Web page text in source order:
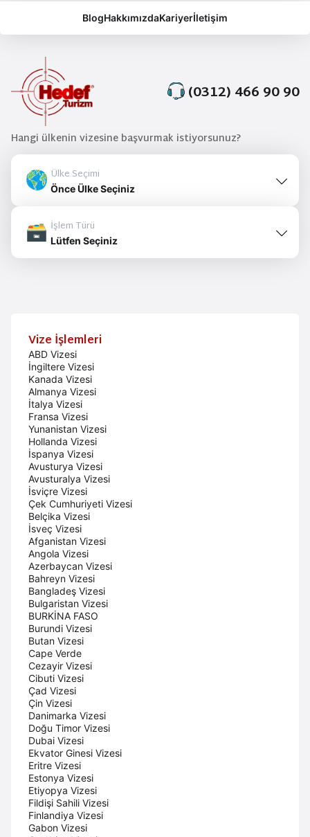
Hangi ülkenin vizesine başvurmak istiyorsunuz?
Ülke Seçimi
Önce Ülke Seçiniz
İşlem Türü
Lütfen Seçiniz
BlogHakkımızdaKariyerİletişim
(0312) 466 90 90
Vize İşlemleri
ABD Vizesi
İngiltere Vizesi
Kanada Vizesi
Almanya Vizesi
İtalya Vizesi
Fransa Vizesi
Yunanistan Vizesi
Hollanda Vizesi
İspanya Vizesi
Avusturya Vizesi
Avusturalya Vizesi
İsviçre Vizesi
Çek Cumhuriyeti Vizesi
Belçika Vizesi
İsveç Vizesi
Afganistan Vizesi
Angola Vizesi
Azerbaycan Vizesi
Bahreyn Vizesi
Bangladeş Vizesi
Bulgaristan Vizesi
BURKİNA FASO
Burundi Vizesi
Butan Vizesi
Cape Verde
Cezayir Vizesi
Cibuti Vizesi
Çad Vizesi
Çin Vizesi
Danimarka Vizesi
Doğu Timor Vizesi
Dubai Vizesi
Ekvator Ginesi Vizesi
Eritre Vizesi
Estonya Vizesi
Etiyopya Vizesi
Fildişi Sahili Vizesi
Finlandiya Vizesi
Gabon Vizesi